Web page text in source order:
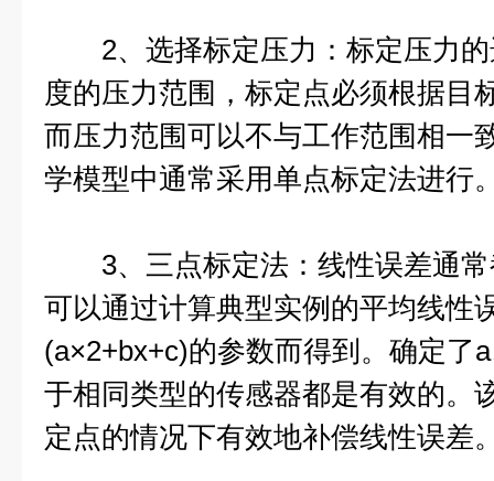
2、选择标定压力：标定压力的
度的压力范围，标定点必须根据目
而压力范围可以不与工作范围相一
学模型中通常采用单点标定法进行
3、三点标定法：线性误差通常
可以通过计算典型实例的平均线性
(a×2+bx+c)的参数而得到。确定了
于相同类型的传感器都是有效的。
定点的情况下有效地补偿线性误差